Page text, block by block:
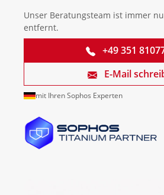
Unser Beratungsteam ist immer
entfernt.
+49 351
E-Mail
mit Ihren Sophos Experten